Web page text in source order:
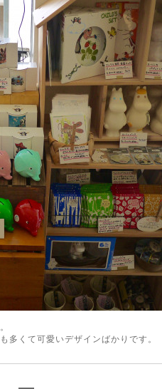
多くて可愛いデザインばかりです。